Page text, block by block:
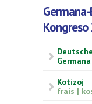
Kotizoj
frais |